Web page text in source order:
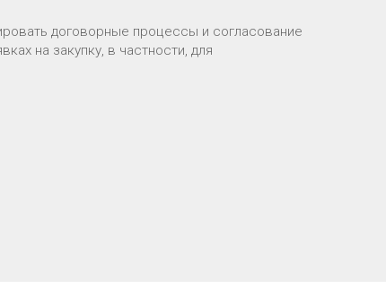
договорные процессы и согласование
на закупку, в частности, для